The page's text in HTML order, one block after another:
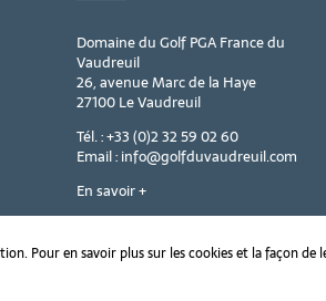
Domaine du Golf PGA France du
Vaudreuil
26, avenue Marc de la Haye
27100 Le Vaudreuil
Tél. : +33 (0)2 32 59 02 60
Email : info@golfduvaudreuil.com
En savoir +
Pour en savoir plus sur les cookies et la façon de